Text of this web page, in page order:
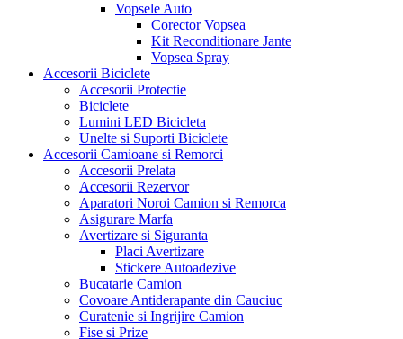
Vopsele Auto
Corector Vopsea
Kit Reconditionare Jante
Vopsea Spray
Accesorii Biciclete
Accesorii Protectie
Biciclete
Lumini LED Bicicleta
Unelte si Suporti Biciclete
Accesorii Camioane si Remorci
Accesorii Prelata
Accesorii Rezervor
Aparatori Noroi Camion si Remorca
Asigurare Marfa
Avertizare si Siguranta
Placi Avertizare
Stickere Autoadezive
Bucatarie Camion
Covoare Antiderapante din Cauciuc
Curatenie si Ingrijire Camion
Fise si Prize